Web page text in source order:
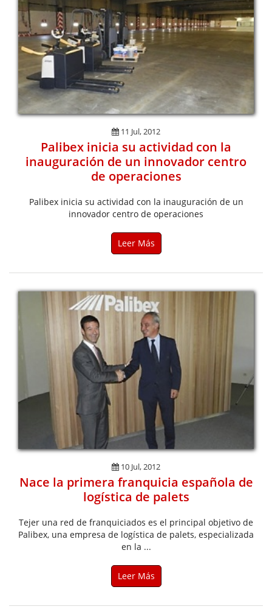
11 Jul, 2012
Palibex inicia su actividad con la
inauguración de un innovador centro
de operaciones
Palibex inicia su actividad con la inauguración de un
innovador centro de operaciones
Leer Más
10 Jul, 2012
Nace la primera franquicia española de
logística de palets
Tejer una red de franquiciados es el principal objetivo de
Palibex, una empresa de logística de palets, especializada
en la ...
Leer Más